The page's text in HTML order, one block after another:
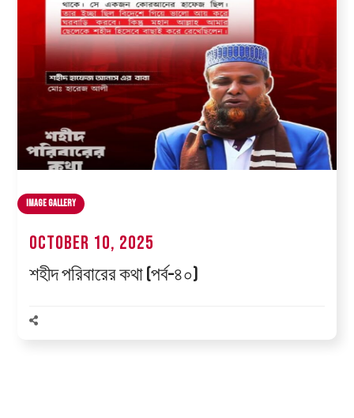
Image Gallery
October 10, 2025
শহীদ পরিবারের কথা (পর্ব–৪০)